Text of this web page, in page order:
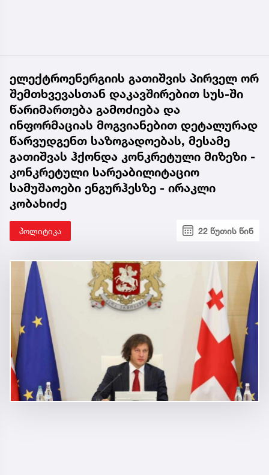
ელექტროენერგიის გათიშვის პირველ ორ
შემთხვევასთან დაკავშირებით სუს-ში
წარიმართება გამოძიება და
ინფორმაციას მოგვიანებით დეტალურად
წარვუდგენთ საზოგადოებას, მესამე
გათიშვას ჰქონდა კონკრეტული მიზეზი -
კონკრეტული სარეაბილიტაციო
სამუშაოები ენგურჰესზე - ირაკლი
კობახიძე
პოლიტიკა 22 წუთის წინ